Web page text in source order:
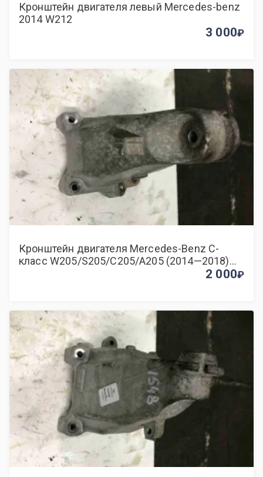
Кронштейн двигателя левый Mercedes-benz
2014 W212
3 000
Кронштейн двигателя Mercedes-Benz C-
класс W205/S205/C205/A205 (2014—2018)
2 000